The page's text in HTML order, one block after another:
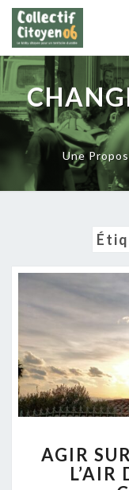
Skip
content
Une
AGIR
L’AIR